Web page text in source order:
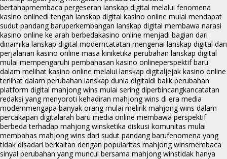
bertahapmembaca pergeseran lanskap digital melalui fenomena
kasino onlinedi tengah lanskap digital kasino online mulai mendapat
sudut pandang baruperkembangan lanskap digital membawa narasi
kasino online ke arah berbedakasino online menjadi bagian dari
dinamika lanskap digital moderncatatan mengenai lanskap digital dan
perjalanan kasino online masa kiniketika perubahan lanskap digital
mulai mempengaruhi pembahasan kasino onlineperspektif baru
dalam melihat kasino online melalui lanskap digitaljejak kasino online
terlihat dalam perubahan lanskap dunia digitaldi balik perubahan
platform digital mahjong wins mulai sering diperbincangkancatatan
redaksi yang menyoroti kehadiran mahjong wins di era media
modernmengapa banyak orang mulai melirik mahjong wins dalam
percakapan digitalarah baru media online membawa perspektif
berbeda terhadap mahjong winsketika diskusi komunitas mulai
membahas mahjong wins dari sudut pandang barufenomena yang
tidak disadari berkaitan dengan popularitas mahjong winsmembaca
sinyal perubahan yang muncul bersama mahjong winstidak hanya